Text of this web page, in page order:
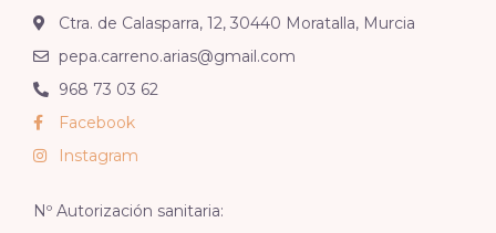
Ctra. de Calasparra, 12, 30440 Moratalla, Murcia
pepa.carreno.arias@gmail.com
968 73 03 62
Facebook
Instagram
Nº Autorización sanitaria: